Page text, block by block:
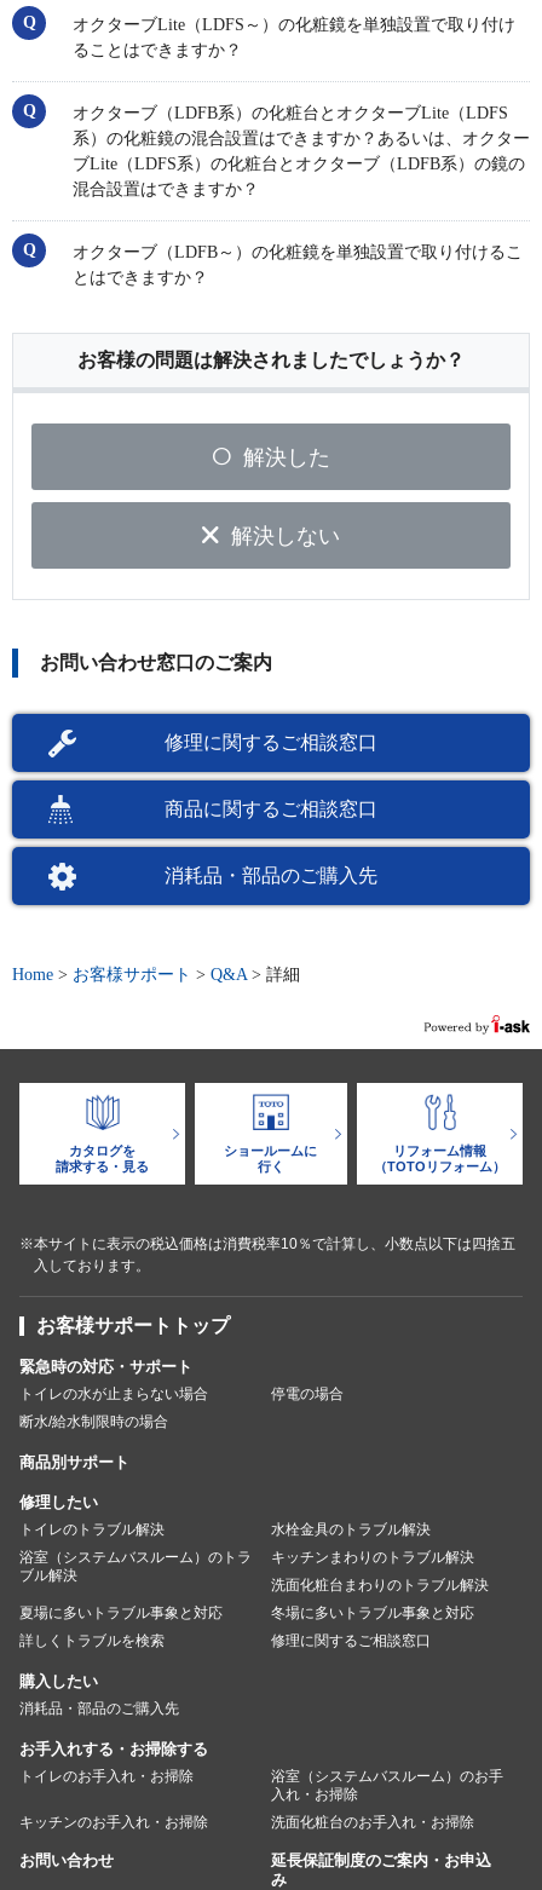
オクターブLite（LDFS～）の化粧鏡を単独設置で取り付け
ることはできますか？
オクターブ（LDFB系）の化粧台とオクターブLite（LDFS
系）の化粧鏡の混合設置はできますか？あるいは、オクター
ブLite（LDFS系）の化粧台とオクターブ（LDFB系）の鏡の
混合設置はできますか？
オクターブ（LDFB～）の化粧鏡を単独設置で取り付けるこ
とはできますか？
お客様の問題は解決されましたでしょうか？
解決した
解決しない
お問い合わせ窓口のご案内
修理に関するご相談窓口
商品に関するご相談窓口
消耗品・部品のご購入先
Home > お客様サポート > Q&A > 詳細
カタログを
請求する・見る
ショールームに
行く
リフォーム情報
（TOTOリフォーム）
※本サイトに表示の税込価格は消費税率10％で計算し、小数点以下は四捨五
入しております。
お客様サポートトップ
緊急時の対応・サポート
トイレの水が止まらない場合
停電の場合
断水/給水制限時の場合
商品別サポート
修理したい
トイレのトラブル解決
水栓金具のトラブル解決
浴室（システムバスルーム）のトラ
ブル解決
キッチンまわりのトラブル解決
洗面化粧台まわりのトラブル解決
夏場に多いトラブル事象と対応
冬場に多いトラブル事象と対応
詳しくトラブルを検索
修理に関するご相談窓口
購入したい
消耗品・部品のご購入先
お手入れする・お掃除する
トイレのお手入れ・お掃除
浴室（システムバスルーム）のお手
入れ・お掃除
キッチンのお手入れ・お掃除
洗面化粧台のお手入れ・お掃除
お問い合わせ
延長保証制度のご案内・お申込
み